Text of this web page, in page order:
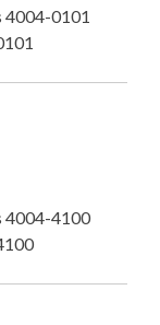
4004-0101
4004-4100